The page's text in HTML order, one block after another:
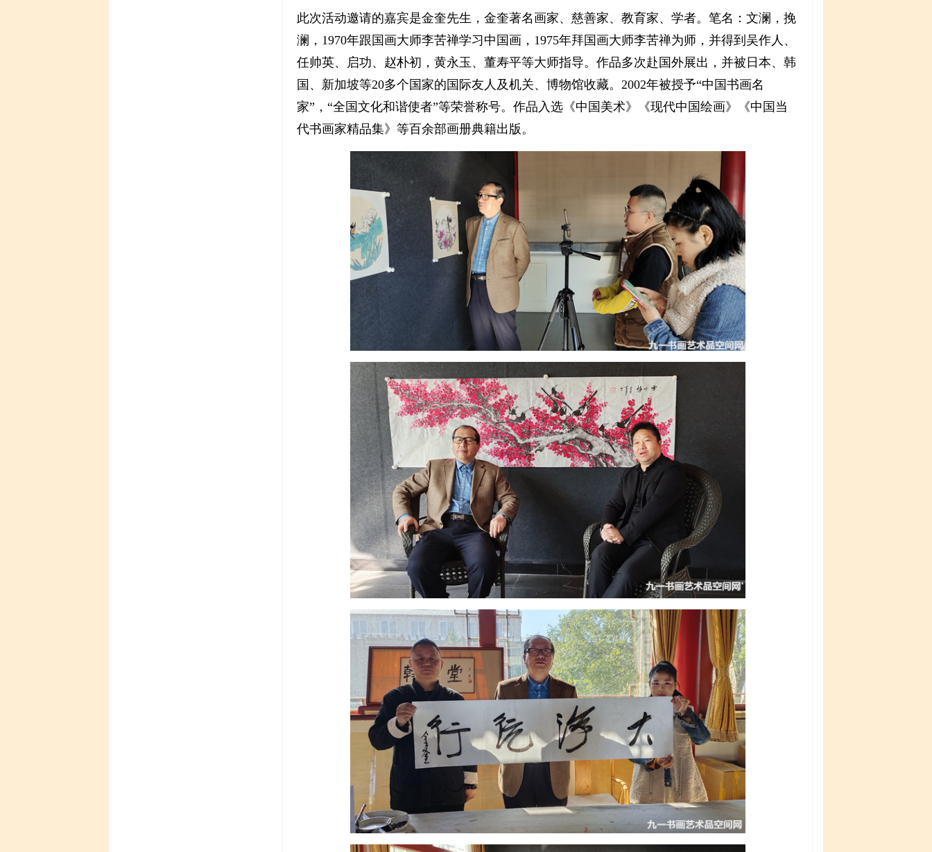
此次活动邀请的嘉宾是金奎先生，金奎著名画家、慈善家、教育家、学者。笔名：文澜，挽
澜，1970年跟国画大师李苦禅学习中国画，1975年拜国画大师李苦禅为师，并得到吴作人、
任帅英、启功、赵朴初，黄永玉、董寿平等大师指导。作品多次赴国外展出，并被日本、韩
国、新加坡等20多个国家的国际友人及机关、博物馆收藏。2002年被授予“中国书画名
家”，“全国文化和谐使者”等荣誉称号。作品入选《中国美术》《现代中国绘画》《中国当
代书画家精品集》等百余部画册典籍出版。